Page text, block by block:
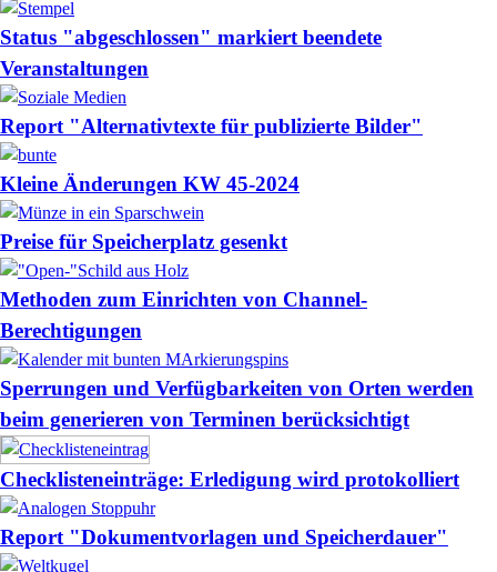
Status "abgeschlossen" markiert beendete
Veranstaltungen
Report "Alternativtexte für publizierte Bilder"
Kleine Änderungen KW 45-2024
Preise für Speicherplatz gesenkt
Methoden zum Einrichten von Channel-
Berechtigungen
Sperrungen und Verfügbarkeiten von Orten werden
beim generieren von Terminen berücksichtigt
Checklisteneinträge: Erledigung wird protokolliert
Report "Dokumentvorlagen und Speicherdauer"